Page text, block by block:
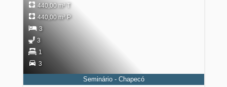
440,00 m² T
440,00 m² P
3
3
1
3
Seminário - Chapecó